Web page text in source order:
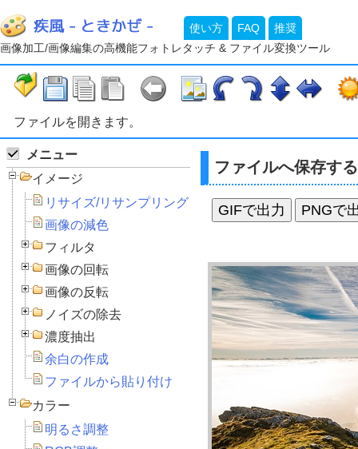
画像加工/画像編集の高機能フォトレタッチ & ファイル変換ツール
使い方 FAQ 推奨
ファイルを開きます。
メニュー
イメージ
リサイズ/リサンプリング
画像の減色
フィルタ
画像の回転
画像の反転
ノイズの除去
濃度抽出
余白の作成
ファイルから貼り付け
カラー
明るさ調整
ファイルへ保存する
GIFで出力 PNGで